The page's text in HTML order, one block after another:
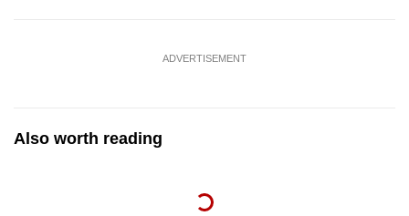
ADVERTISEMENT
Also worth reading